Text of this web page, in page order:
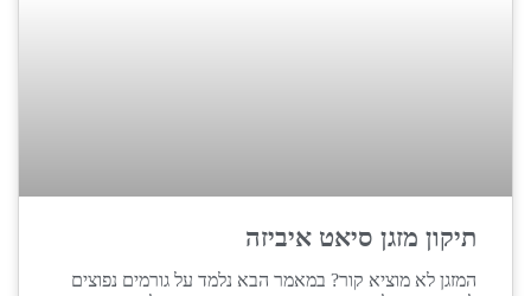
תיקון מזגן סיאט איביזה
המזגן לא מוציא קור? במאמר הבא נלמד על גורמים נפוצים